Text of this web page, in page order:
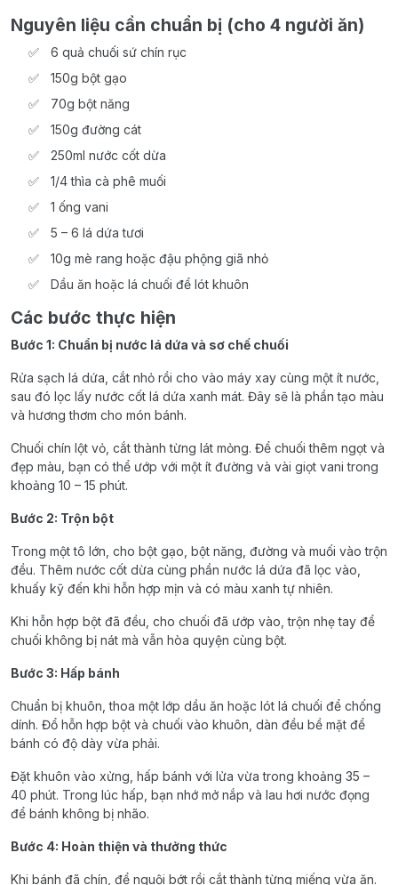
Nguyên liệu cần chuẩn bị (cho 4 người ăn)
6 quả chuối sứ chín rục
150g bột gạo
70g bột năng
150g đường cát
250ml nước cốt dừa
1/4 thìa cà phê muối
1 ống vani
5 – 6 lá dứa tươi
10g mè rang hoặc đậu phộng giã nhỏ
Dầu ăn hoặc lá chuối để lót khuôn
Các bước thực hiện
Bước 1: Chuẩn bị nước lá dứa và sơ chế chuối
Rửa sạch lá dứa, cắt nhỏ rồi cho vào máy xay cùng một ít nước,
sau đó lọc lấy nước cốt lá dứa xanh mát. Đây sẽ là phần tạo màu
và hương thơm cho món bánh.
Chuối chín lột vỏ, cắt thành từng lát mỏng. Để chuối thêm ngọt và
đẹp màu, bạn có thể ướp với một ít đường và vài giọt vani trong
khoảng 10 – 15 phút.
Bước 2: Trộn bột
Trong một tô lớn, cho bột gạo, bột năng, đường và muối vào trộn
đều. Thêm nước cốt dừa cùng phần nước lá dứa đã lọc vào,
khuấy kỹ đến khi hỗn hợp mịn và có màu xanh tự nhiên.
Khi hỗn hợp bột đã đều, cho chuối đã ướp vào, trộn nhẹ tay để
chuối không bị nát mà vẫn hòa quyện cùng bột.
Bước 3: Hấp bánh
Chuẩn bị khuôn, thoa một lớp dầu ăn hoặc lót lá chuối để chống
dính. Đổ hỗn hợp bột và chuối vào khuôn, dàn đều bề mặt để
bánh có độ dày vừa phải.
Đặt khuôn vào xửng, hấp bánh với lửa vừa trong khoảng 35 –
40 phút. Trong lúc hấp, bạn nhớ mở nắp và lau hơi nước đọng
để bánh không bị nhão.
Bước 4: Hoàn thiện và thưởng thức
Khi bánh đã chín, để nguội bớt rồi cắt thành từng miếng vừa ăn.